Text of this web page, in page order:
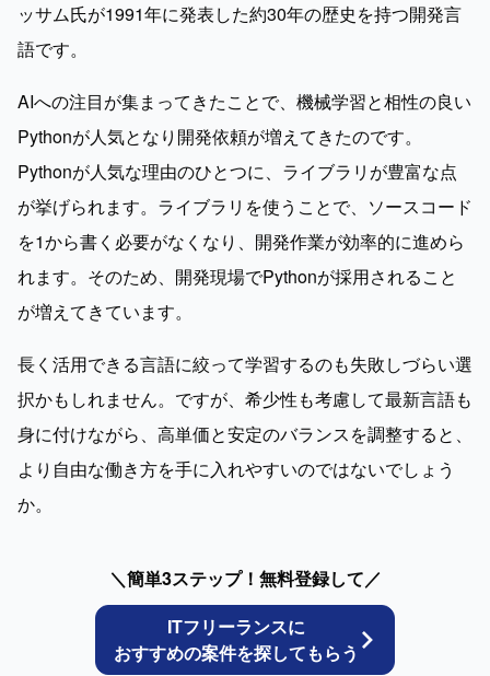
ッサム氏が1991年に発表した約30年の歴史を持つ開発言
語です。
AIへの注目が集まってきたことで、機械学習と相性の良い
Pythonが人気となり開発依頼が増えてきたのです。
Pythonが人気な理由のひとつに、ライブラリが豊富な点
が挙げられます。ライブラリを使うことで、ソースコード
を1から書く必要がなくなり、開発作業が効率的に進めら
れます。そのため、開発現場でPythonが採用されること
が増えてきています。
長く活用できる言語に絞って学習するのも失敗しづらい選
択かもしれません。ですが、希少性も考慮して最新言語も
身に付けながら、高単価と安定のバランスを調整すると、
より自由な働き方を手に入れやすいのではないでしょう
か。
＼簡単3ステップ！無料登録して／
ITフリーランスに
おすすめの案件を探してもらう